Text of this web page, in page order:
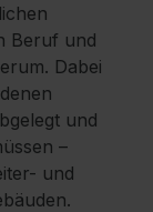
Beruf und
Dabei
und
–
und